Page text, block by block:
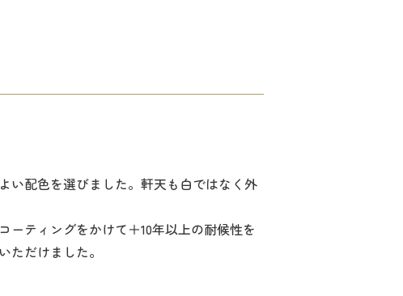
い配色を選びました。軒天も白ではなく外
ティングをかけて＋10年以上の耐候性を
だけました。